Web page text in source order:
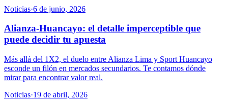
Noticias·6 de junio, 2026
Alianza-Huancayo: el detalle imperceptible que
puede decidir tu apuesta
Más allá del 1X2, el duelo entre Alianza Lima y Sport Huancayo
esconde un filón en mercados secundarios. Te contamos dónde
mirar para encontrar valor real.
Noticias·19 de abril, 2026